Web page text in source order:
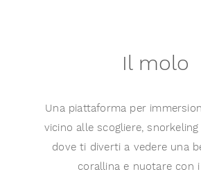
Il molo
Una piattaforma per
vicino alle scogliere,
dove ti diverti a vedere una
corallina e nuotare con